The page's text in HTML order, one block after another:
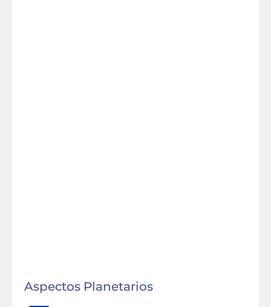
Aspectos Planetarios